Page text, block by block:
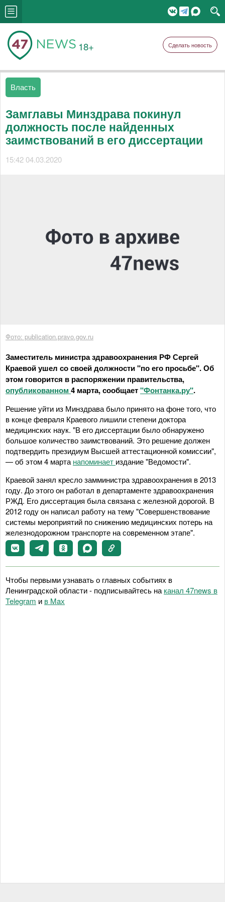
18+ Сделать новость
Власть
Замглавы Минздрава покинул
должность после найденных
заимствований в его диссертации
15:42 04.03.2020
Фото: publication.pravo.gov.ru
Заместитель министра здравоохранения РФ Сергей
Краевой ушел со своей должности "по его просьбе". Об
этом говорится в распоряжении правительства,
опубликованном 4 марта, сообщает"Фонтанка.ру".
Решение уйти из Минздрава было принято на фоне того, что
в конце февраля Краевого лишили степени доктора
медицинских наук. "В его диссертации было обнаружено
большое количество заимствований. Это решение должен
подтвердить президиум Высшей аттестационной комиссии",
— об этом 4 марта напоминает издание "Ведомости".
Краевой занял кресло замминистра здравоохранения в 2013
году. До этого он работал в департаменте здравоохранения
РЖД. Его диссертация была связана с железной дорогой. В
2012 году он написал работу на тему "Совершенствование
системы мероприятий по снижению медицинских потерь на
железнодорожном транспорте на современном этапе".
Чтобы первыми узнавать о главных событиях в
Ленинградской области - подписывайтесь на канал 47news в
Telegram и в Maх